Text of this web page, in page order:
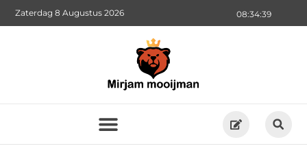
08:34:40
Zaterdag 8 Augustus 2026